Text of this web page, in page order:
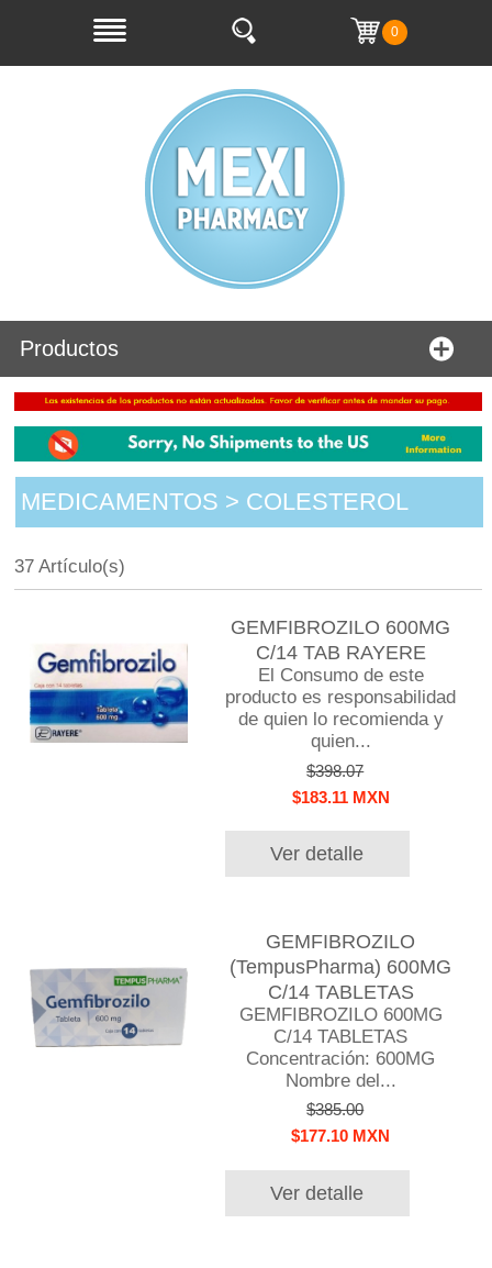
0
Productos
MEDICAMENTOS > COLESTEROL
37 Artículo(s)
GEMFIBROZILO 600MG
C/14 TAB RAYERE
El Consumo de este
producto es responsabilidad
de quien lo recomienda y
quien...
$398.07
$183.11 MXN
Ver detalle
GEMFIBROZILO
(TempusPharma) 600MG
C/14 TABLETAS
GEMFIBROZILO 600MG
C/14 TABLETAS
Concentración: 600MG
Nombre del...
$385.00
$177.10 MXN
Ver detalle